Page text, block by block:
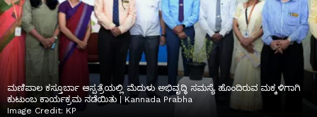
ಮಣಿಪಾಲ ಕಸ್ತೂರ್ಬಾ ಆಸ್ಪತ್ರೆಯಲ್ಲಿ ಮೆದುಳು ಅಭಿವೃದ್ಧಿ ಸಮಸ್ಯೆ ಹೊಂದಿರುವ ಮಕ್ಕಳಿಗಾಗಿ
ಕುಟುಂಬ ಕಾರ್ಯಕ್ರಮ ನಡೆಯಿತು | Kannada Prabha
Image Credit: KP